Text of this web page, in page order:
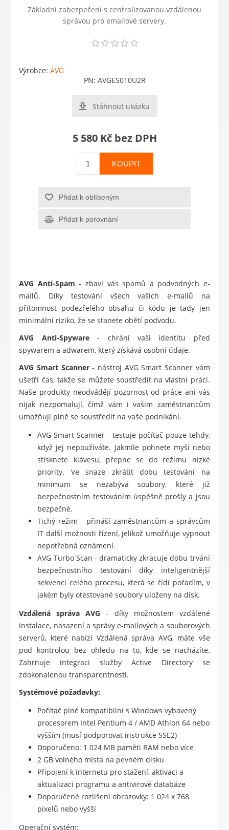
Základní zabezpečení s centralizovanou vzdálenou
správou pro emailové servery.
Výrobce: AVG
PN: AVGES010U2R
Stáhnout ukázku
5 580 Kč bez DPH
KOUPIT
Přidat k oblíbeným
Přidat k porovnání
AVG Anti-Spam - zbaví vás spamů a podvodných e-
mailů. Díky testování všech vašich e-mailů na
přítomnost podezřelého obsahu či kódu je tady jen
minimální riziko, že se stanete obětí podvodu.
AVG Anti-Spyware- chrání vaši identitu před
spywarem a adwarem, který získává osobní údaje.
AVG Smart Scanner- nástroj AVG Smart Scanner vám
ušetří čas, takže se můžete soustředit na vlastní práci.
Naše produkty neodvádějí pozornost od práce ani vás
nijak nezpomalují, čímž vám i vašim zaměstnancům
umožňují plně se soustředit na vaše podnikání.
AVG Smart Scanner - testuje počítač pouze tehdy,
když jej nepoužíváte. Jakmile pohnete myší nebo
stisknete klávesu, přepne se do režimu nízké
priority. Ve snaze zkrátit dobu testování na
minimum se nezabývá soubory, které již
bezpečnostním testováním úspěšně prošly a jsou
bezpečné.
Tichý režim - přináší zaměstnancům a správcům
IT další možnosti řízení, jelikož umožňuje vypnout
nepotřebná oznámení.
AVG Turbo Scan - dramaticky zkracuje dobu trvání
bezpečnostního testování díky inteligentnější
sekvenci celého procesu, která se řídí pořadím, v
jakém byly otestované soubory uloženy na disk.
Vzdálená správa AVG - díky možnostem vzdálené
instalace, nasazení a správy e-mailových a souborových
serverů, které nabízí Vzdálená správa AVG, máte vše
pod kontrolou bez ohledu na to, kde se nacházíte.
Zahrnuje integraci služby Active Directory se
zdokonalenou transparentností.
Systémové požadavky:
Počítač plně kompatibilní s Windows vybavený
procesorem Intel Pentium 4 / AMD Athlon 64 nebo
vyšším (musí podporovat instrukce SSE2)
Doporučeno: 1 024 MB paměti RAM nebo více
2 GB volného místa na pevném disku
Připojení k internetu pro stažení, aktivaci a
aktualizaci programu a antivirové databáze
Doporučené rozlišení obrazovky: 1 024 x 768
pixelů nebo vyšší
Operační systém: